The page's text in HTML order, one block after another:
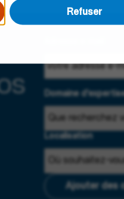
Refuser
Domaine d'expertise
Localisation
Ajouter des